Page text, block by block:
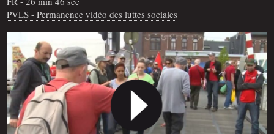
PVLS - Permanence vidéo des luttes sociales